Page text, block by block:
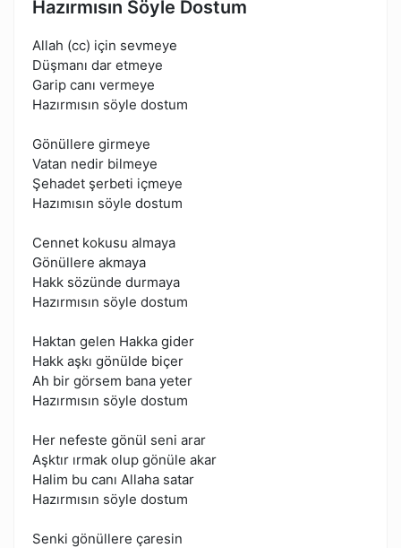
Hazırmısın Söyle Dostum
Allah (cc) için sevmeye
Düşmanı dar etmeye
Garip canı vermeye
Hazırmısın söyle dostum
Gönüllere girmeye
Vatan nedir bilmeye
Şehadet şerbeti içmeye
Hazımısın söyle dostum
Cennet kokusu almaya
Gönüllere akmaya
Hakk sözünde durmaya
Hazırmısın söyle dostum
Haktan gelen Hakka gider
Hakk aşkı gönülde biçer
Ah bir görsem bana yeter
Hazırmısın söyle dostum
Her nefeste gönül seni arar
Aşktır ırmak olup gönüle akar
Halim bu canı Allaha satar
Hazırmısın söyle dostum
Senki gönüllere çaresin